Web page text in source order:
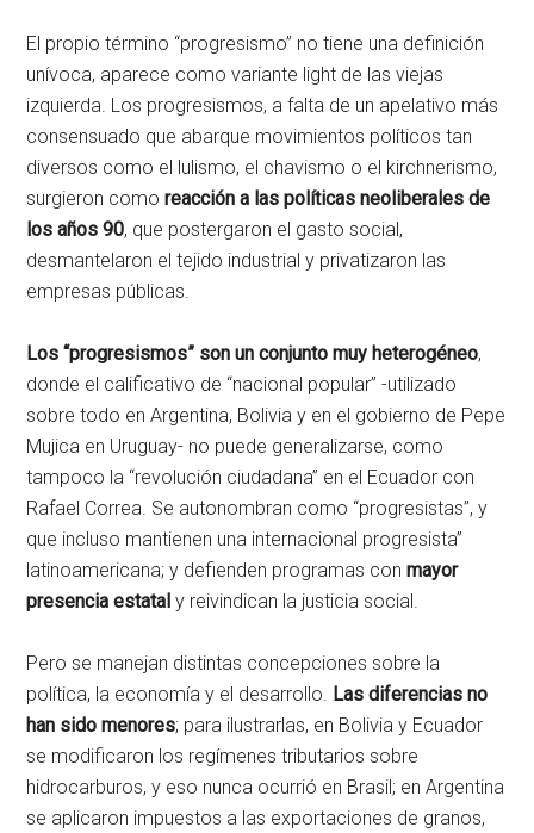
El propio término “progresismo” no tiene una definición
unívoca, aparece como variante light de las viejas
izquierda. Los progresismos, a falta de un apelativo más
consensuado que abarque movimientos políticos tan
diversos como el lulismo, el chavismo o el kirchnerismo,
surgieron comoreacción a las políticas neoliberales de
los años 90, que postergaron el gasto social,
desmantelaron el tejido industrial y privatizaron las
empresas públicas.
Los “progresismos” son un conjunto muy heterogéneo,
donde el calificativo de “nacional popular” -utilizado
sobre todo en Argentina, Bolivia y en el gobierno de Pepe
Mujica en Uruguay- no puede generalizarse, como
tampoco la “revolución ciudadana” en el Ecuador con
Rafael Correa. Se autonombran como “progresistas”, y
que incluso mantienen una internacional progresista”
latinoamericana; y defienden programas conmayor
presencia estatal y reivindican la justicia social.
Pero se manejan distintas concepciones sobre la
política, la economía y el desarrollo. Las diferencias no
han sido menores; para ilustrarlas, en Bolivia y Ecuador
se modificaron los regímenes tributarios sobre
hidrocarburos, y eso nunca ocurrió en Brasil; en Argentina
se aplicaron impuestos a las exportaciones de granos,